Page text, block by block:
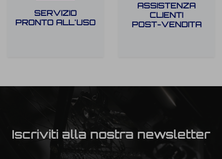
SERVIZIO
PRONTO ALL'USO
ASSISTENZA
CLIENTI
POST-VENDITA
Iscriviti alla nostra newsletter